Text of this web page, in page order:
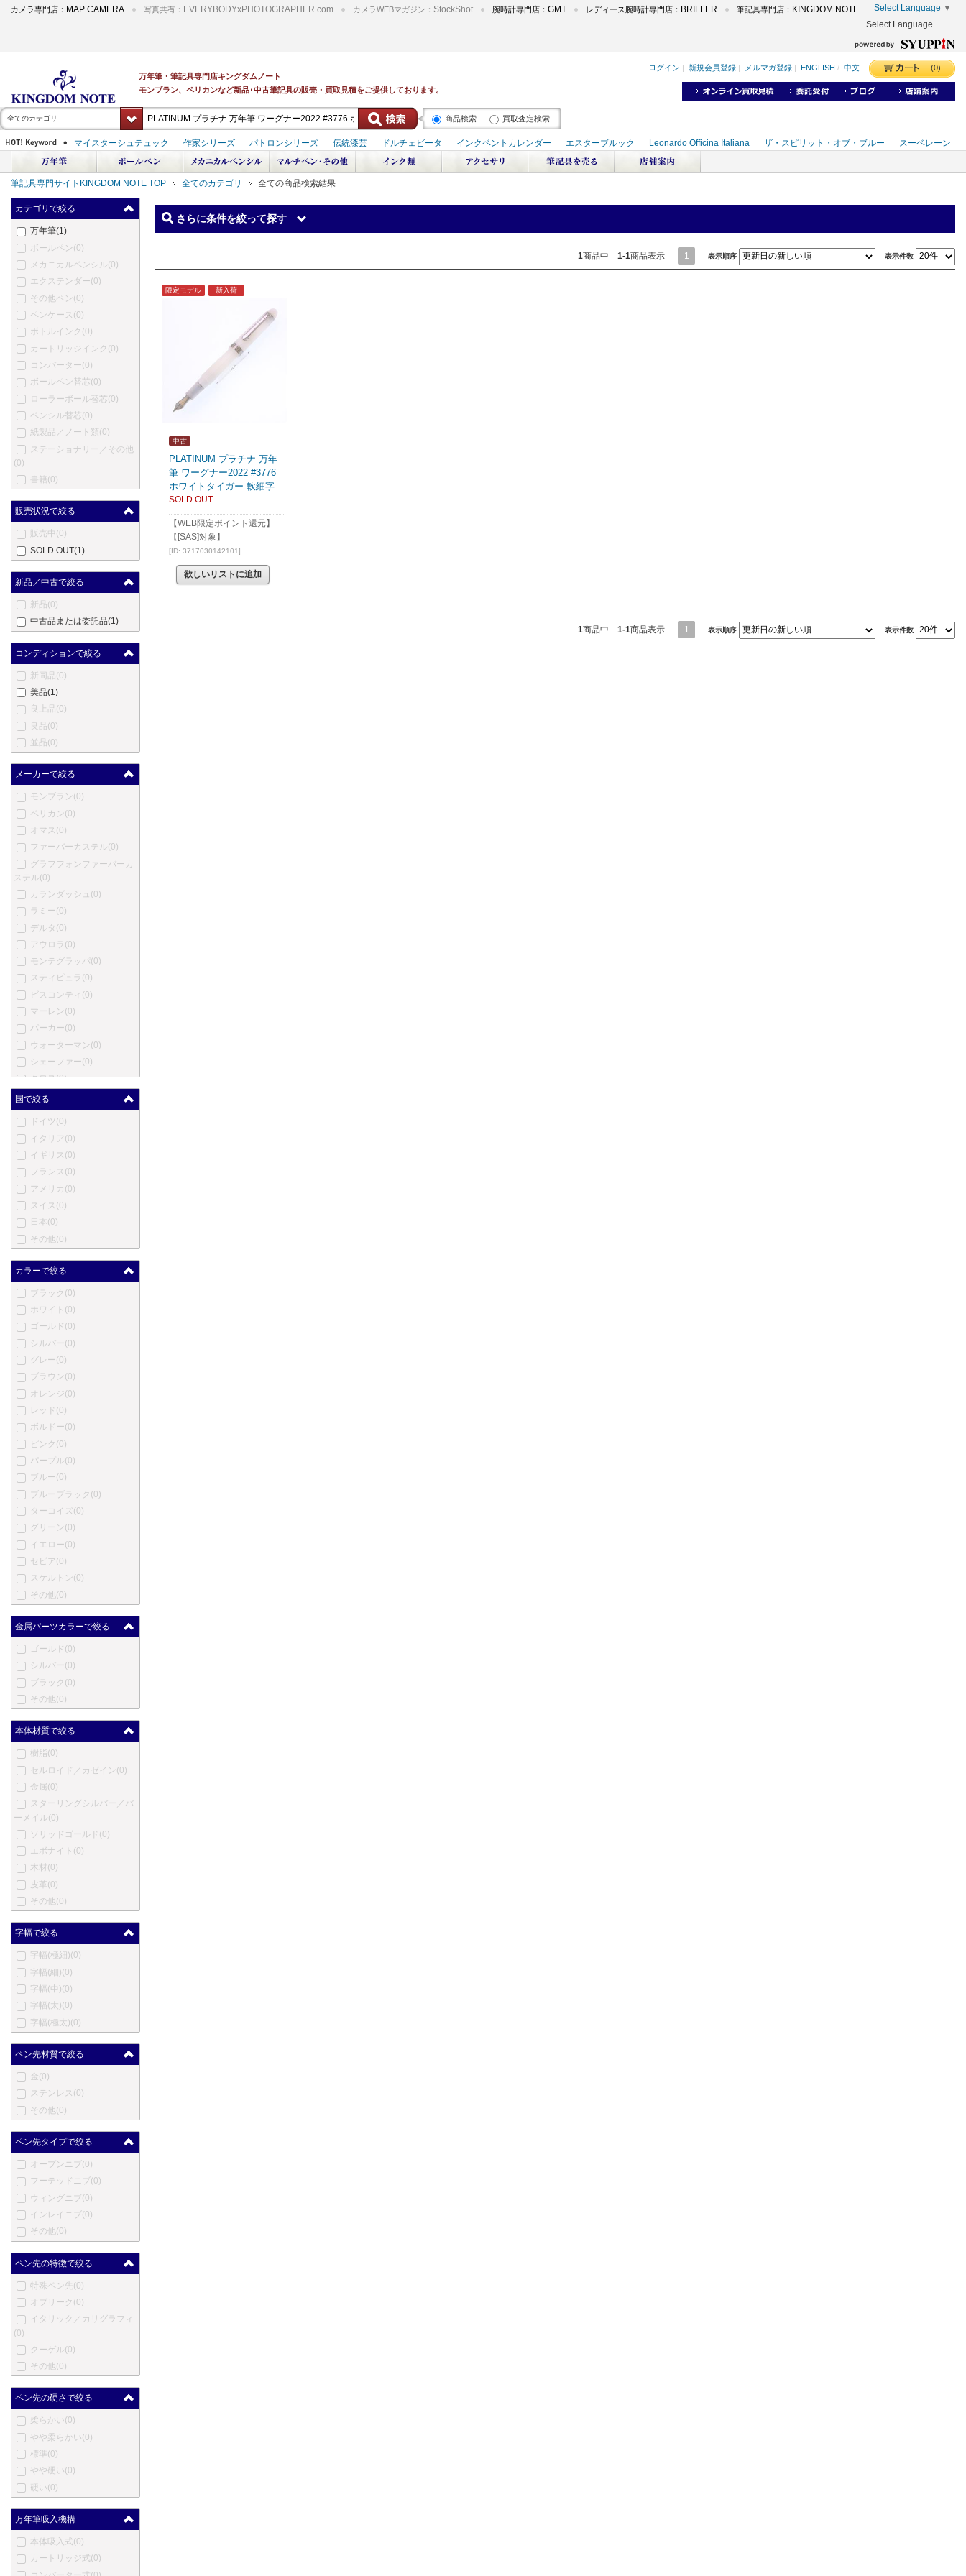
カメラ専門店： MAP CAMERA 写真共有： EVERYBODYxPHOTOGRAPHER.com カメラWEBマガジン： StockShot 腕時計専門店： GMT レディース腕時計専門店： BRILLER 筆記具専門店： KINGDOM NOTE Select Language ▼
Select Language
全てのカテゴリ 商品検索 買取査定検索
筆記具専門サイトKINGDOM NOTE TOP 全てのカテゴリ 全ての商品検索結果
さらに条件を絞って探す
1商品中 1-1商品表示 1 表示順序 表示件数
中古
限定モデル 新入荷
PLATINUM プラチナ 万年
筆 ワーグナー2022 #3776
ホワイトタイガー 軟細字
SOLD OUT
【WEB限定ポイント還元】
【[SAS]対象】
[ID: 3717030142101]
欲しいリストに追加
1商品中 1-1商品表示 1 表示順序 表示件数
カテゴリで絞る
万年筆(1)
ボールペン (0)
メカニカルペンシル(0)
エクステンダー(0)
その他ペン (0)
ペンケース (0)
ボトルインク (0)
カートリッジインク (0)
コンバーター(0)
ボールペン替芯(0)
ローラーボール替芯(0)
ペンシル替芯(0)
紙製品／ノート類(0)
ステーショナリー／その他
(0)
書籍(0)
販売状況で絞る
販売中 (0)
SOLD OUT(1)
新品／中古で絞る
新品(0)
中古品または委託品(1)
コンディションで絞る
新同品(0)
美品(1)
良上品(0)
良品(0)
並品(0)
メーカーで絞る
モンブラン (0)
ペリカン (0)
オマス (0)
ファーバーカステル(0)
グラフフォンファーバーカ
ステル(0)
カランダッシュ (0)
ラミー(0)
デルタ (0)
アウロラ (0)
モンテグラッパ(0)
スティピュラ (0)
ビスコンティ (0)
マーレン (0)
パーカー(0)
ウォーターマン (0)
シェーファー(0)
クロス(0)
モンテベルデ
ヤード・オ・レッド(0)
カルティエ (0)
コンウェイ・スチュワート
(0)
ダンヒル
エバーシャープ
セーラー(0)
パイロット
プラチナ (1)
カトウセイサクショ
丸善(0)
中屋万年筆(0)
酒井栄助(0)
川窪万年筆(0)
アクメ (0)
あかしや(0)
アキュラ(0)
オートポイント
バヤード(0)
ベクスレー
ブレイリオ (0)
バーバーリー(0)
ブルガリ (0)
カンポマルツィオ
カーター(0)
ショーメ (0)
クリスチャン・ディオール
クレオ スクリベント
笑暮屋(0)
エリーゼ(0)
エクスキャリバー(0)
フェンド
フェルム
(0)
フィッシャー
ゲーハ
(0)
リ(0)
ジバンシー
グッチ (0)
ホールマーク
ハリー・ウィンストン(0)
エルメス(0)
英雄(0)
ハーシー(0)
伊東屋(0)
ジャン・ピエール・レピー
ヨルグ・イゼック
カンガルー
カヴェコ
(0)
コウコウボウ
クローネ(0)
ラレックス(0)
ラピタ(0)
マービートッド(0)
マスター(0)
メントモア(0)
メルリン (0)
メタフィス (0)
マイケルズファットボーイ
(0)
三菱鉛筆(0)
三越 (0)
ムーア(0)
モリソン (0)
ネットウーノ
ニューマン(0)
オート(0)
オスミア(0)
パラフェルナリア
ぺんてる(0)
ピエール・カルダン
プラトン (0)
レシーフ
(0)
国で絞る
ドイツ (0)
イタリア(0)
イギリス (0)
フランス (0)
アメリカ (0)
スイス (0)
日本(0)
その他(0)
カラーで絞る
ブラック (0)
ホワイト (0)
ゴールド (0)
シルバー(0)
グレー(0)
ブラウン (0)
オレンジ(0)
レッド (0)
ボルドー(0)
ピンク (0)
パープル(0)
ブルー(0)
ブルーブラック (0)
ターコイズ(0)
グリーン (0)
イエロー(0)
セピア(0)
スケルトン (0)
その他(0)
金属パーツカラーで絞る
ゴールド (0)
シルバー(0)
ブラック (0)
その他(0)
本体材質で絞る
樹脂(0)
セルロイド／カゼイン (0)
金属(0)
スターリングシルバー／バ
ーメイル(0)
ソリッドゴールド (0)
エボナイト (0)
木材 (0)
皮革(0)
その他(0)
字幅で絞る
字幅(極細)(0)
字幅(細)(0)
字幅(中)(0)
字幅(太)(0)
字幅(極太)(0)
ペン先材質で絞る
金(0)
ステンレス (0)
その他(0)
ペン先タイプで絞る
オープンニブ(0)
フーテッドニブ(0)
ウィングニブ(0)
インレイニブ(0)
その他(0)
ペン先の特徴で絞る
特殊ペン先 (0)
オブリーク (0)
イタリック／カリグラフィ
(0)
クーゲル(0)
その他(0)
ペン先の硬さで絞る
柔らかい(0)
やや柔らかい(0)
標準 (0)
やや硬い(0)
硬い(0)
万年筆吸入機構
本体吸入式 (0)
カートリッジ式 (0)